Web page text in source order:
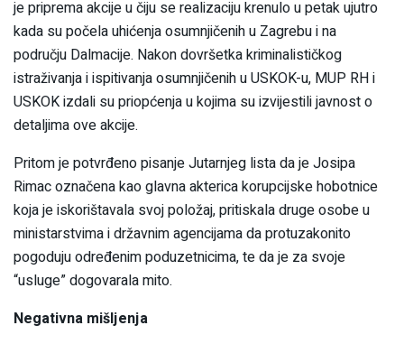
je priprema akcije u čiju se realizaciju krenulo u petak ujutro
kada su počela uhićenja osumnjičenih u Zagrebu i na
području Dalmacije. Nakon dovršetka kriminalističkog
istraživanja i ispitivanja osumnjičenih u USKOK-u, MUP RH i
USKOK izdali su priopćenja u kojima su izvijestili javnost o
detaljima ove akcije.
Pritom je potvrđeno pisanje Jutarnjeg lista da je Josipa
Rimac označena kao glavna akterica korupcijske hobotnice
koja je iskorištavala svoj položaj, pritiskala druge osobe u
ministarstvima i državnim agencijama da protuzakonito
pogoduju određenim poduzetnicima, te da je za svoje
“usluge” dogovarala mito.
Negativna mišljenja